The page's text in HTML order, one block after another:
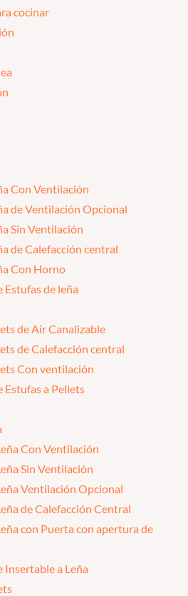
cocinar
Con Ventilación
de Ventilación Opcional
Sin Ventilación
de Calefacción central
Con Horno
Estufas de leña
de Air Canalizable
de Calefacción central
Con ventilación
Estufas a Pellets
Con Ventilación
Sin Ventilación
Ventilación Opcional
de Calefacción Central
con Puerta con apertura de
Insertable a Leña